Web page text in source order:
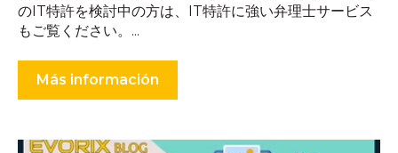
のIT特許を検討中の方は、IT特許に強い弁理士サービス
もご覧ください。...
Más información